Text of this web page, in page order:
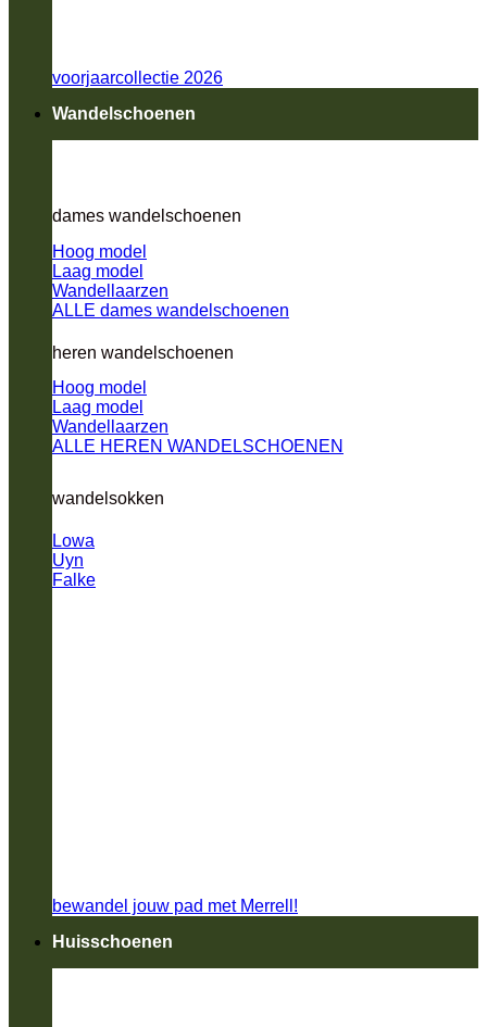
voorjaarcollectie 2026
Wandelschoenen
dames wandelschoenen
Hoog model
Laag model
Wandellaarzen
ALLE dames wandelschoenen
heren wandelschoenen
Hoog model
Laag model
Wandellaarzen
ALLE HEREN WANDELSCHOENEN
wandelsokken
Lowa
Uyn
Falke
bewandel jouw pad met Merrell!
Huisschoenen